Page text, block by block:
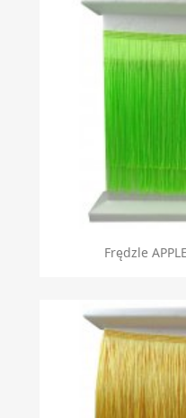
Frędzle